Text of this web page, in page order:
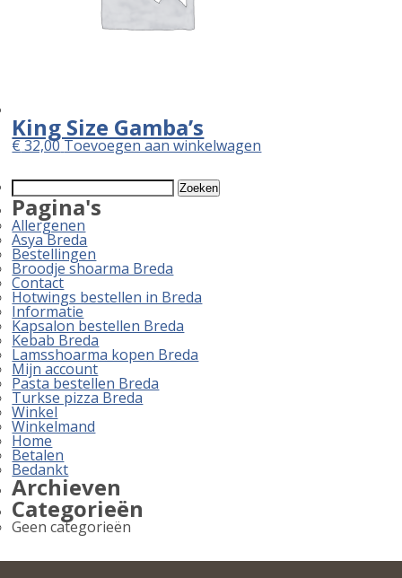
King Size Gamba’s
€32,00 Toevoegen aan winkelwagen
Zoeken
naar:
Pagina's
Allergenen
Asya Breda
Bestellingen
Broodje shoarma Breda
Contact
Hotwings bestellen in Breda
Informatie
Kapsalon bestellen Breda
Kebab Breda
Lamsshoarma kopen Breda
Mijn account
Pasta bestellen Breda
Turkse pizza Breda
Winkel
Winkelmand
Home
Betalen
Bedankt
Archieven
Categorieën
Geen categorieën